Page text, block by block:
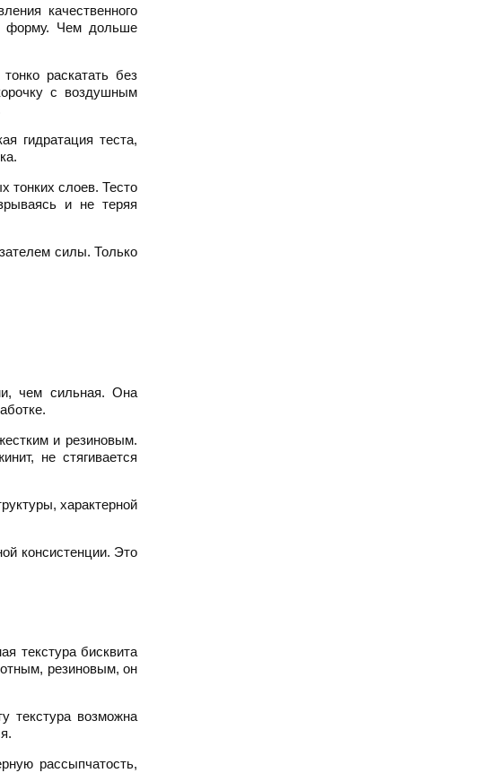
качественного
форму. Чем дольше
раскатать без
с воздушным
гидратация теста,
тонких слоев. Тесто
и не теряя
силы. Только
чем сильная. Она
и резиновым.
не стягивается
характерной
консистенции. Это
текстура бисквита
резиновым, он
текстура возможна
рассыпчатость,